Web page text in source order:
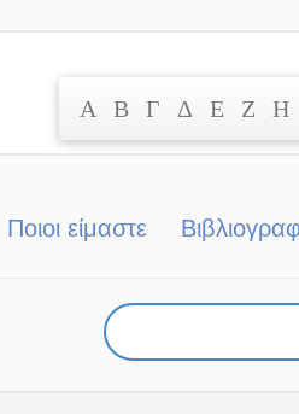
Α Β Γ Δ Ε Ζ Η
Ποιοι είμαστε